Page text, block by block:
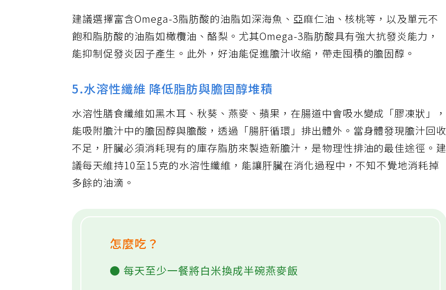
建議選擇富含Omega-3脂肪酸的油脂如深海魚、亞麻仁油、核桃等，以及單元不
飽和脂肪酸的油脂如橄欖油、酪梨。尤其Omega-3脂肪酸具有強大抗發炎能力，
能抑制促發炎因子產生。此外，好油能促進膽汁收縮，帶走囤積的膽固醇。
5.水溶性纖維 降低脂肪與膽固醇堆積
水溶性膳食纖維如黑木耳、秋葵、燕麥、蘋果，在腸道中會吸水變成「膠凍狀」，
能吸附膽汁中的膽固醇與膽酸，透過「腸肝循環」排出體外。當身體發現膽汁回收
不足，肝臟必須消耗現有的庫存脂肪來製造新膽汁，是物理性排油的最佳途徑。建
議每天維持10至15克的水溶性纖維，能讓肝臟在消化過程中，不知不覺地消耗掉
多餘的油滴。
怎麼吃？
● 每天至少一餐將白米換成半碗燕麥飯